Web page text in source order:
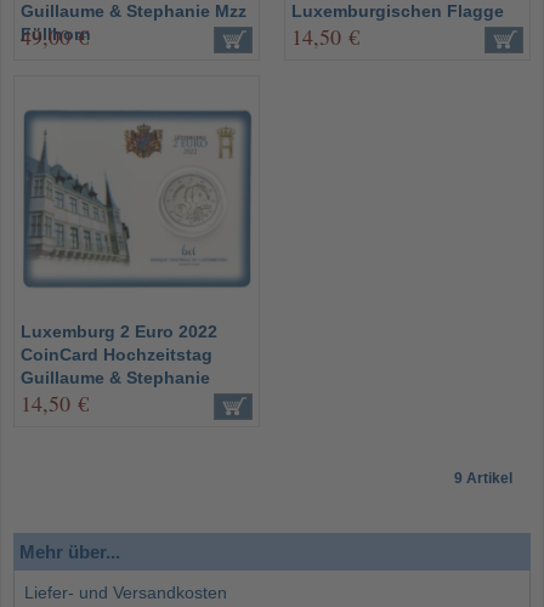
Guillaume & Stephanie Mzz
Füllhorn
49,00 €
Luxemburgischen Flagge
14,50 €
Luxemburg 2 Euro 2022
CoinCard Hochzeitstag
Guillaume & Stephanie
14,50 €
9 Artikel
Mehr über...
Liefer- und Versandkosten